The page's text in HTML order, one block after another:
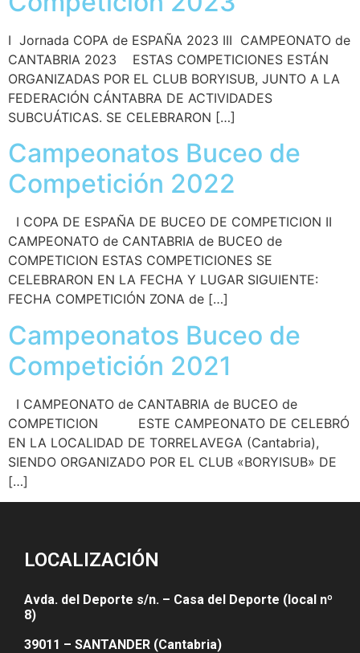
I Jornada COPA de ESPAÑA 2023 III CAMPEONATO de
CANTABRIA 2023 ESTAS COMPETICIONES ESTÁN
ORGANIZADAS POR EL CLUB BORYISUB, JUNTO A LA
FEDERACIÓN CÁNTABRA DE ACTIVIDADES
SUBCUÁTICAS. SE CELEBRARON […]
Campeonatos Buceo de
Competición 2022
I COPA DE ESPAÑA DE BUCEO DE COMPETICION II
CAMPEONATO de CANTABRIA de BUCEO de
COMPETICION ESTAS COMPETICIONES SE
CELEBRARON EN LA FECHA Y LUGAR SIGUIENTE:
FECHA COMPETICIÓN ZONA de […]
Campeonatos Buceo de
Competición 2021
I CAMPEONATO de CANTABRIA de BUCEO de
COMPETICION ESTE CAMPEONATO DE CELEBRÓ
EN LA LOCALIDAD DE TORRELAVEGA (Cantabria),
SIENDO ORGANIZADO POR EL CLUB «BORYISUB» DE
[…]
LOCALIZACIÓN
Avda. del Deporte s/n. – Casa del Deporte (local nº
8)
39011 – SANTANDER (Cantabria)